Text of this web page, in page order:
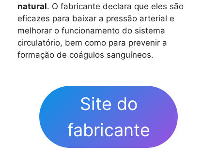
natural. O fabricante declara que eles são
eficazes para baixar a pressão arterial e
melhorar o funcionamento do sistema
circulatório, bem como para prevenir a
formação de coágulos sanguíneos.
Site do
fabricante